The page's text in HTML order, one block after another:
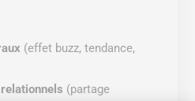
(effet buzz, tendance,
(partage